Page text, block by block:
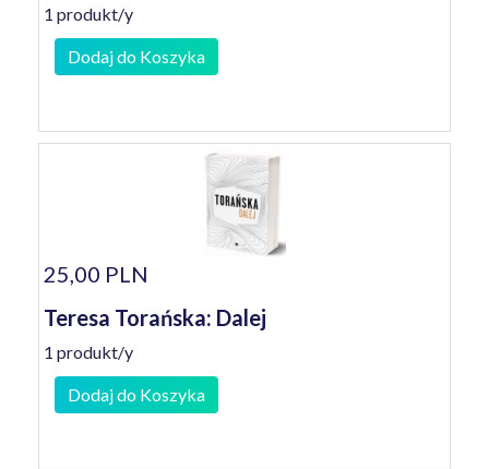
1 produkt/y
Dodaj do Koszyka
25,00 PLN
Teresa Torańska: Dalej
1 produkt/y
Dodaj do Koszyka